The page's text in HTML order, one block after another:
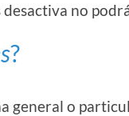
desactiva no
?
general o